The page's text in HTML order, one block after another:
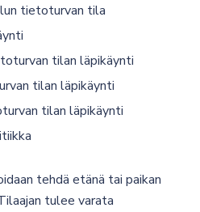
tietoturvan tila
tilan läpikäynti
tilan läpikäynti
tilan läpikäynti
tehdä etänä tai paikan
tulee varata